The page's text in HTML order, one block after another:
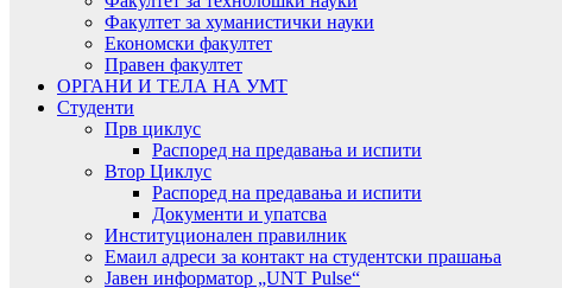
Факултет за хуманистички науки
Економски факултет
Правен факултет
ОРГАНИ И ТЕЛА НА УМТ
Студенти
Прв циклус
Распоред на предавањa и испити
Втор Циклус
Распоред на предавањa и испити
Документи и упатсва
Институционален правилник
Емаил адреси за контакт на студентски прашања
Јавен информатор „UNT Pulse“